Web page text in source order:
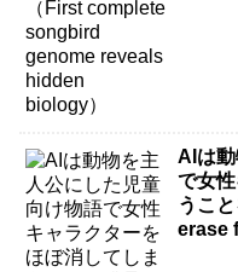
AIは
で女
うこ
erase